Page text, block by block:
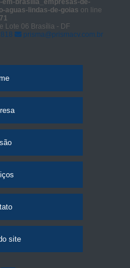
brasilia_empresas-de-
aguas-lindas-de-goias on line
Lote 06 Brasília - DF
prisma@prismacv.com.br
site